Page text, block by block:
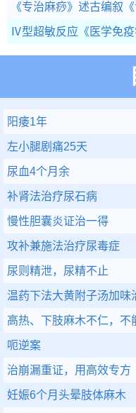
《专治麻痧》述古编叙
Ⅳ型超敏反应 《医学免疫
阳痿1年
左小腿剧痛25天
尿血4个月余
补肾法治疗尿石病
慢性胆囊炎证治一得
攻补兼施法治疗尿毒症
尿则精泄，尿精不止
温药下法大黄附子汤加味
高热、下肢麻木不仁，不
呃逆案
治崩漏重证，用高效专方
妊娠6个月头晕肢体麻木